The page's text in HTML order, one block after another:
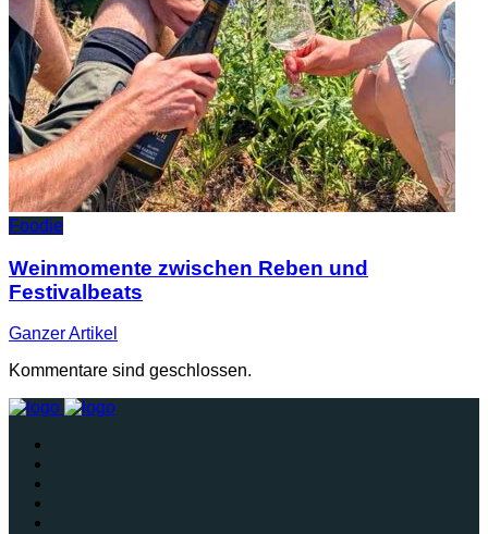
Foodie
Weinmomente zwischen Reben und
Festivalbeats
GanzerArtikel
Kommentare sind geschlossen.